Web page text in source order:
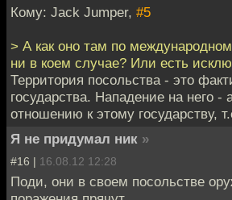
Кому: Jack Jumper, #5
> А как оно там по
ни в коем случае? Или есть
Территория посольства - это
государства. Нападение на него -
отношению к этому государству,
Я не придумал ник »
#16 | 16.08.12 12:28
Поди, они в своем посольстве